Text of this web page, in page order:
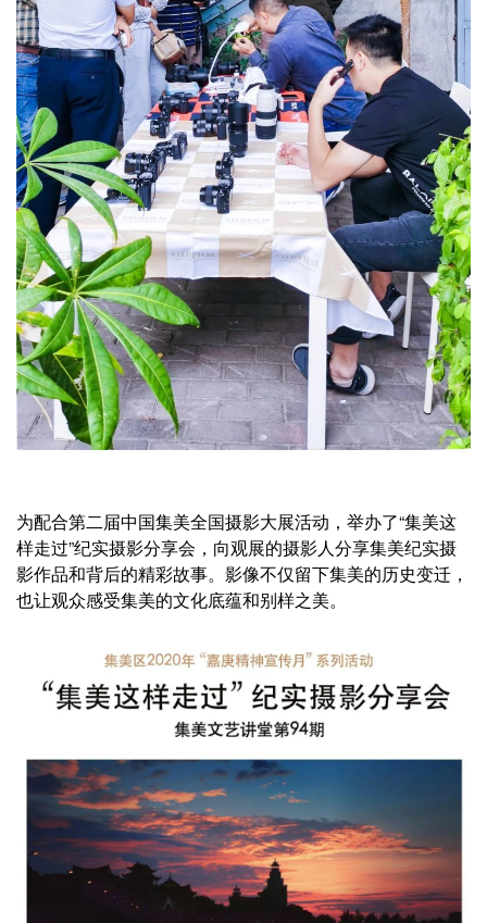
为配合第二届中国集美全国摄影大展活动，举办了“集美这
样走过”纪实摄影分享会，向观展的摄影人分享集美纪实摄
影作品和背后的精彩故事。影像不仅留下集美的历史变迁，
也让观众感受集美的文化底蕴和别样之美。